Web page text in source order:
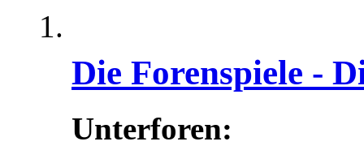
Die Forenspiele -
Unterforen: